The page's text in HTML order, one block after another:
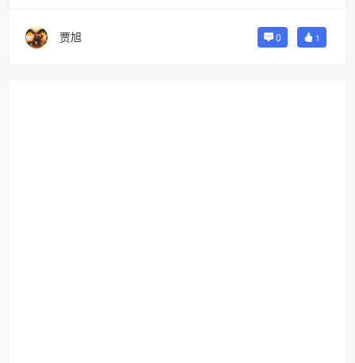
贾旭 0 1